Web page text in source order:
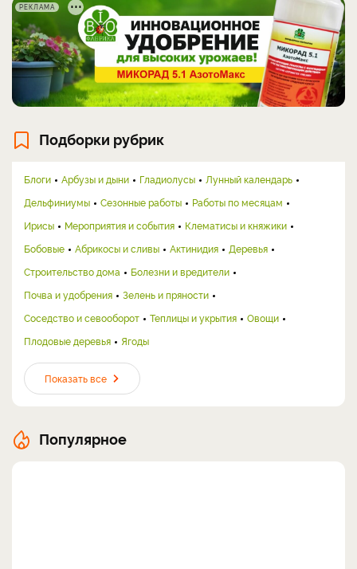
РЕКЛАМА
Подборки рубрик
Блоги Арбузы и дыни Гладиолусы
Лунный календарь
Дельфиниумы
Сезонные работы
Работы по месяцам
Ирисы
Мероприятия и события
Клематисы и княжики
Бобовые
Абрикосы и сливы Актинидия
Деревья
Строительство дома
Болезни и вредители
Почва и удобрения
Зелень и пряности
Соседство и севооборот
Теплицы и укрытия
Овощи
Плодовые деревья
Ягоды
Показать все
Популярное